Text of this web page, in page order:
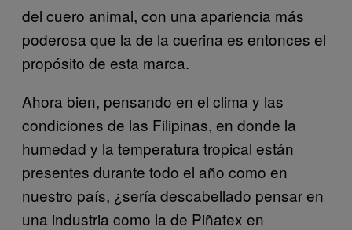
del cuero animal, con una apariencia más
poderosa que la de la cuerina es entonces el
propósito de esta marca.
Ahora bien, pensando en el clima y las
condiciones de las Filipinas, en donde la
humedad y la temperatura tropical están
presentes durante todo el año como en
nuestro país, ¿sería descabellado pensar en
una industria como la de Piñatex en